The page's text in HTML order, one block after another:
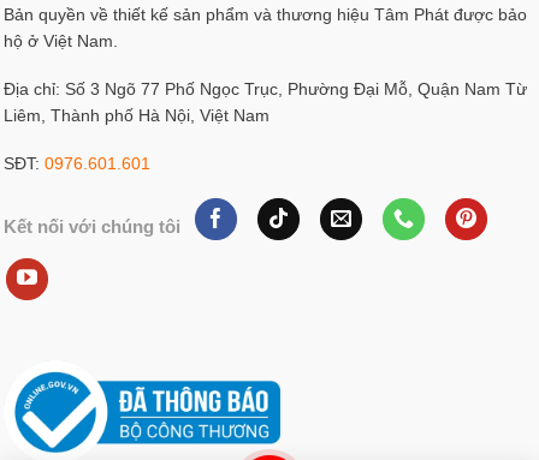
Bản quyền về thiết kế sản phẩm và thương hiệu Tâm Phát được bảo
hộ ở Việt Nam.
Địa chỉ: Số 3 Ngõ 77 Phố Ngọc Trục, Phường Đại Mỗ, Quận Nam Từ
Liêm, Thành phố Hà Nội, Việt Nam
SĐT: 0976.601.601
Kết nối với chúng tôi